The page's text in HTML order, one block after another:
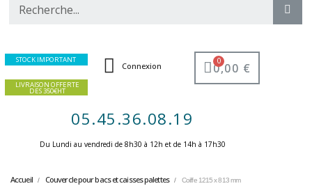
STOCK IMPORTANT
LIVRAISON OFFERTE
DES 350€HT
Connexion 0,00 €
05.45.36.08.19
Du Lundi au vendredi de 8h30 à 12h et de 14h à 17h30 ​
Accueil Couvercle pour bacs et caisses palettes Coiffe 1215 x 813 mm